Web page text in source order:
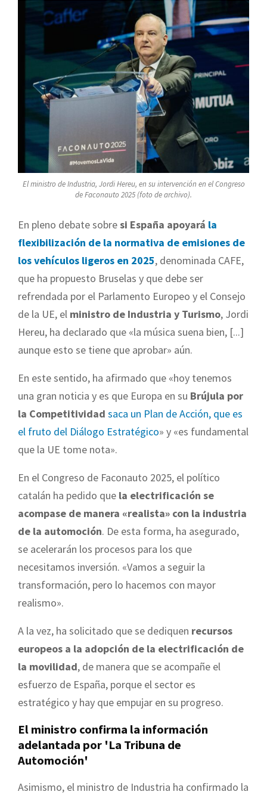
El ministro de Industria, Jordi Hereu, en su intervención en el Congreso
de Faconauto 2025 (foto de archivo).
En pleno debate sobresi España apoyará la
flexibilización de la normativa de emisiones de
los vehículos ligeros en 2025, denominada CAFE,
que ha propuesto Bruselas y que debe ser
refrendada por el Parlamento Europeo y el Consejo
de la UE, el ministro de Industria y Turismo, Jordi
Hereu, ha declarado que «la música suena bien, [...]
aunque esto se tiene que aprobar» aún.
En este sentido, ha afirmado que «hoy tenemos
una gran noticia y es que Europa en su Brújula por
la Competitividad saca un Plan de Acción, que es
el fruto del Diálogo Estratégico» y «es fundamental
que la UE tome nota».
En el Congreso de Faconauto 2025, el político
catalán ha pedido que la electrificación se
acompase de manera «realista» con la industria
de la automoción. De esta forma, ha asegurado,
se acelerarán los procesos para los que
necesitamos inversión. «Vamos a seguir la
transformación, pero lo hacemos con mayor
realismo».
A la vez, ha solicitado que se dediquen recursos
europeos a la adopción de la electrificación de
la movilidad, de manera que se acompañe el
esfuerzo de España, porque el sector es
estratégico y hay que empujar en su progreso.
El ministro confirma la información
adelantada por 'La Tribuna de
Automoción'
Asimismo, el ministro de Industria ha confirmado la